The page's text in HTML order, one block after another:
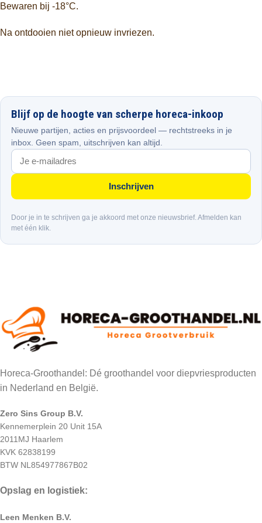
Bewaren bij -18°C.
Na ontdooien niet opnieuw invriezen.
Blijf op de hoogte van scherpe horeca-inkoop
Nieuwe partijen, acties en prijsvoordeel — rechtstreeks in je
inbox. Geen spam, uitschrijven kan altijd.
Inschrijven
Door je in te schrijven ga je akkoord met onze nieuwsbrief. Afmelden kan
met één klik.
Horeca-Groothandel: Dé groothandel voor diepvriesproducten
in Nederland en België.
Zero Sins Group B.V.
Kennemerplein 20 Unit 15A
2011MJ Haarlem
KVK 62838199
BTW NL854977867B02
Opslag en logistiek:
Leen Menken B.V.